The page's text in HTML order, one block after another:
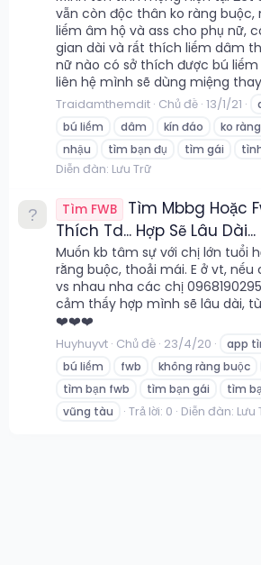
vẫn còn độc thân ko ràng
liếm âm hộ và ass cho phụ nữ,
gian dài và rất thích liếm dâm
nữ nào có sở thích được bú
liên hệ mình sẽ dùng miệng
Traidamthemdit Chủ đề 13/1/21
bú liếm
dâm kín đáo ko
nhậu
tìm bạn đụ tìm gái
Diễn đàn: Lưu Trữ
Tìm FWB
Tìm Mbbg Hoặc
Thích Td... Hợp Sẽ Lâu Dài...
Muốn kb tâm sự với chị lớn tuổi
rằng buộc, thoải mái. E ở vt,
vs nhau nha các chị
cảm thấy hợp mình sẽ lâu dài,
❤️❤️❤️
Huyhuyvt Chủ đề 23/4/20 app
bú liếm
fwb không ràng buộc
tìm bạn fwb
tìm bạn gái tìm
vũng tàu
Trả lời: 0 Diễn đàn: Lưu